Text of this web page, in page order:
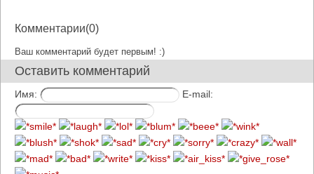
Комментарии(0)
Ваш комментарий будет первым! :)
Оставить комментарий
Имя: E-mail: